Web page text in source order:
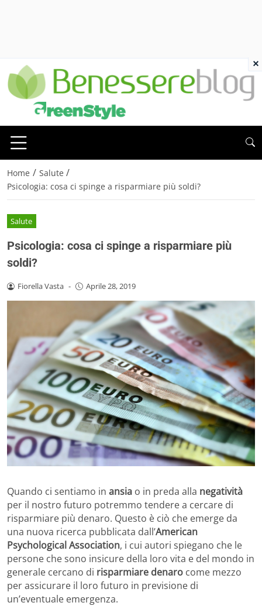
Home / Salute /
Psicologia: cosa ci spinge a risparmiare più soldi?
Salute
Psicologia: cosa ci spinge a risparmiare più
soldi?
Fiorella Vasta - Aprile 28, 2019
Quando ci sentiamo in ansia o in preda alla negatività
per il nostro futuro potremmo tendere a cercare di
risparmiare più denaro. Questo è ciò che emerge da
una nuova ricerca pubblicata dall’American
Psychological Association, i cui autori spiegano che le
persone che sono insicure della loro vita e del mondo in
generale cercano di risparmiare denaro come mezzo
per assicurare il loro futuro in previsione di
un’eventuale emergenza.
×